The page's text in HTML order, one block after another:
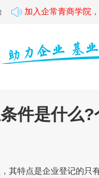
加入企常青商学院
件是什么
特点是企业登记的只有